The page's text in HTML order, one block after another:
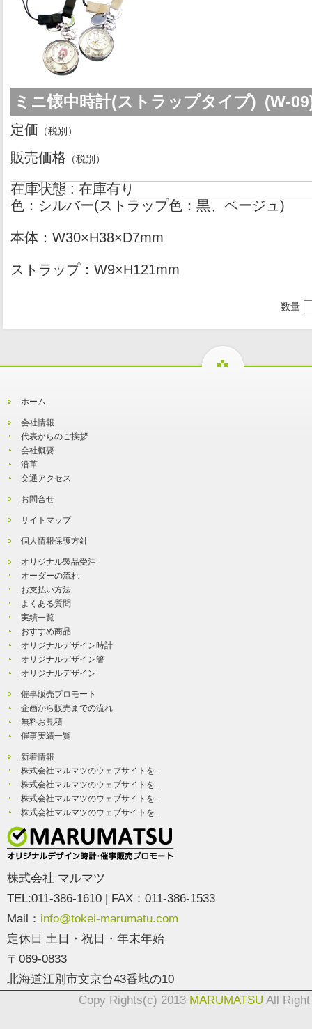
ミニ懐中時計(ストラップタイプ) (W-
定価 （税別）
販売価格 （税別）
在庫状態 : 在庫有り
色：シルバー(ストラップ色：黒、ベージュ)
本体：W30×H38×D7mm
ストラップ：W9×H121mm
数量
ホーム
会社情報
代表からのご挨拶
会社概要
沿革
交通アクセス
お問合せ
サイトマップ
個人情報保護方針
オリジナル製品受注
オーダーの流れ
お支払い方法
よくある質問
実績一覧
おすすめ商品
オリジナルデザイン時計
オリジナルデザイン箸
オリジナルデザイン
催事販売プロモート
企画から販売までの流れ
無料お見積
催事実績一覧
新着情報
株式会社マルマツのウェブサイトを..
株式会社マルマツのウェブサイトを..
株式会社マルマツのウェブサイトを..
株式会社マルマツのウェブサイトを..
株式会社 マルマツ
TEL:011-386-1610 | FAX：011-386-1533
Mail： info@tokei-marumatu.com
定休日 土日・祝日・年末年始
〒069-0833
北海道江別市文京台43番地の10
Copy Rights(c) 2013 MARUMATSU All